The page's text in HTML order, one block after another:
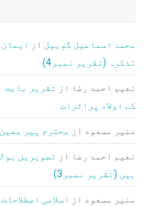
محمد اسماعیل گوہیل از
تذکرہ (تقریر نمبر4)
نعیم احمد رضا از تقریر بابت
کے اولاد پراثرات
منیر مسعود از محترم پیر
نعیم احمد رضا از تصویریں
ہیں (تقریر نمبر3)
منیر مسعود از
اسلامی